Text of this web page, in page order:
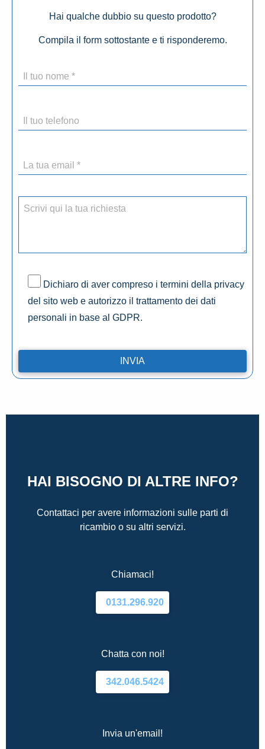
Hai qualche dubbio su questo prodotto?
Compila il form sottostante e ti risponderemo.
Dichiaro di aver compreso i termini della privacy
del sito web e autorizzo il trattamento dei dati
personali in base al GDPR.
HAI BISOGNO DI ALTRE INFO?
Contattaci per avere informazioni sulle parti di
ricambio o su altri servizi.
Chiamaci!
0131.296.920
Chatta con noi!
342.046.5424
Invia un'email!